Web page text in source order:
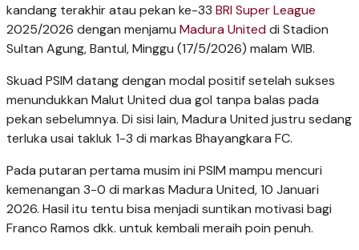
kandang terakhir atau pekan ke-33 BRI Super League
2025/2026 dengan menjamu Madura Uniteddi Stadion
Sultan Agung, Bantul, Minggu (17/5/2026) malam WIB.
Skuad PSIM datang dengan modal positif setelah sukses
menundukkan Malut United dua gol tanpa balas pada
pekan sebelumnya. Di sisi lain, Madura United justru sedang
terluka usai takluk 1-3 di markas Bhayangkara FC.
Pada putaran pertama musim ini PSIM mampu mencuri
kemenangan 3-0 di markas Madura United, 10 Januari
2026. Hasil itu tentu bisa menjadi suntikan motivasi bagi
Franco Ramos dkk. untuk kembali meraih poin penuh.